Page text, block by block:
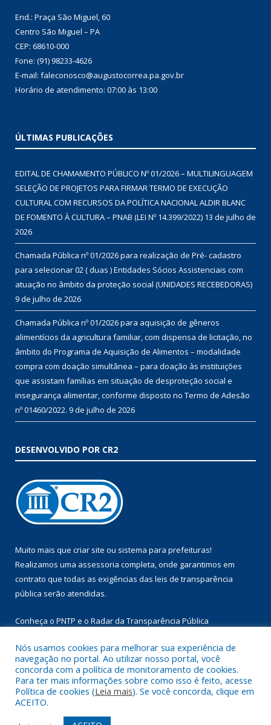
End.: Praça São Miguel, 60
Centro São Miguel – PA
CEP: 68610-000
Fone: (91) 98233-4626
E-mail: faleconosco@augustocorrea.pa.gov.br
Horário de atendimento: 07:00 às 13:00
ÚLTIMAS PUBLICAÇÕES
EDITAL DE CHAMAMENTO PÚBLICO Nº 01/2026 – MULTILINGUAGEM
SELEÇÃO DE PROJETOS PARA FIRMAR TERMO DE EXECUÇÃO
CULTURAL COM RECURSOS DA POLÍTICA NACIONAL ALDIR BLANC
DE FOMENTO À CULTURA – PNAB (LEI Nº 14.399/2022) 13 de julho de
2026
Chamada Pública nº 01/2026 para realização de Pré- cadastro
para selecionar 02 ( duas ) Entidades Sócios Assistenciais com
atuação no âmbito da proteção social (UNIDADES RECEBEDORAS)
9 de julho de 2026
Chamada Pública nº 01/2026 para aquisição de gêneros
alimentícios da agricultura familiar, com dispensa de licitação, no
âmbito do Programa de Aquisição de Alimentos – modalidade
compra com doação simultânea – para doação às instituições
que assistam famílias em situação de desproteção social e
insegurança alimentar, conforme disposto no Termo de Adesão
nº 01460/2022. 9 de julho de 2026
DESENVOLVIDO POR CR2
Muito mais que criar site ou sistema para prefeituras!
Realizamos uma assessoria completa, onde garantimos em
contrato que todas as exigências das leis de transparência
pública serão atendidas.
Conheça o PNTP e o Radar da Transparência Pública
Todos os direitos reservados a Prefeitura Municipal de Augusto
Corrêa.
Nós usamos cookies para melhorar sua experiência de
navegação no portal. Ao utilizar nosso portal, você
concorda com a política de monitoramento de cookies.
Para ter mais informações sobre como isso é feito, acesse
Política de cookies (Leia mais). Se você concorda, clique em
ACEITO.